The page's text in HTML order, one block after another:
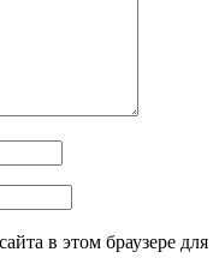
в этом браузере для